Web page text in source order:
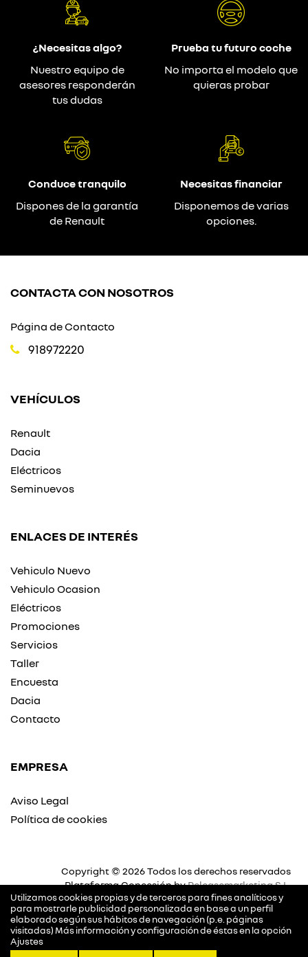
Utilizamos cookies propias y de terceros para fines analíticos y
para mostrarle publicidad personalizada en base a un perfil
elaborado según sus hábitos de navegación (p.e. páginas
visitadas) Más información y configuración de éstas en la opción
Ajustes
llamar pedir cita dirección contactar
¿Necesitas algo?
Nuestro equipo de
asesores responderán
tus dudas
Prueba tu futuro coche
No importa el modelo que
quieras probar
Conduce tranquilo
Dispones de la garantía
de Renault
Necesitas financiar
Disponemos de varias
opciones.
CONTACTA CON NOSOTROS
Página de Contacto
918972220
VEHÍCULOS
Renault
Dacia
Eléctricos
Seminuevos
ENLACES DE INTERÉS
Vehiculo Nuevo
Vehiculo Ocasion
Eléctricos
Promociones
Servicios
Taller
Encuesta
Dacia
Contacto
EMPRESA
Aviso Legal
Política de cookies
Copyright © 2026 Todos los derechos reservados
Plataforma Concesión byReleasemarketing S.L.